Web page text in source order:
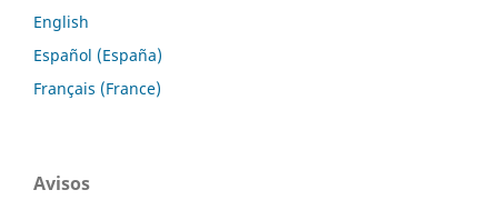
English
Español (España)
Français (France)
Avisos